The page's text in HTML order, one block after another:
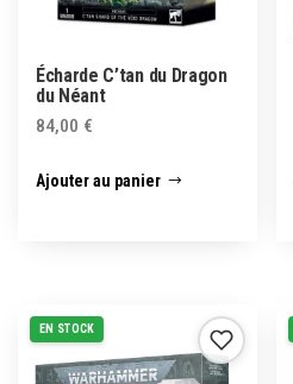
Écharde C’tan du Dragon
du Néant
84,00 €
Ajouter au panier
EN STOCK